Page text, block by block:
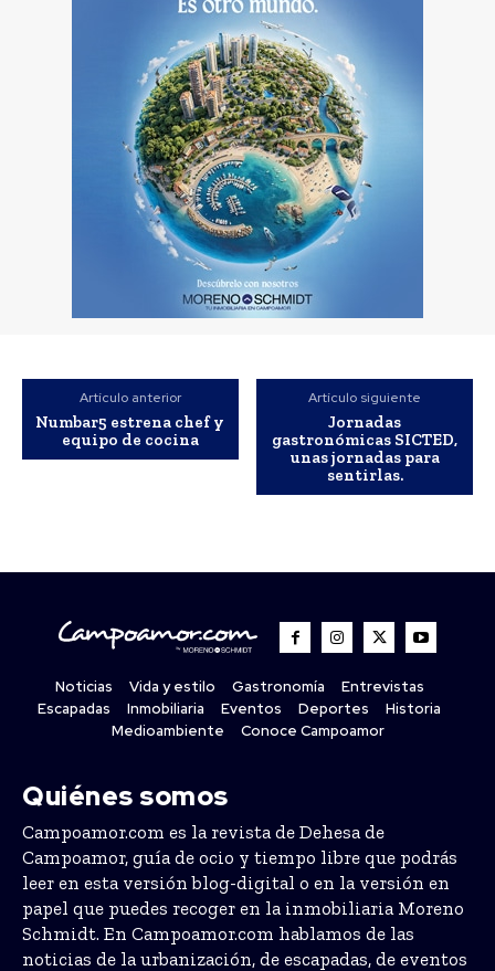
Artículo anterior
Numbar5 estrena chef y
equipo de cocina
Artículo siguiente
Jornadas
gastronómicas SICTED,
unas jornadas para
sentirlas.
Noticias Vida y estilo Gastronomía
Entrevistas
Escapadas
Inmobiliaria Eventos Deportes
Historia
Medioambiente
Conoce Campoamor
Quiénes somos
Campoamor.com es la revista de Dehesa de
Campoamor, guía de ocio y tiempo libre que podrás
leer en esta versión blog-digital o en la versión en
papel que puedes recoger en la inmobiliaria Moreno
Schmidt. En Campoamor.com hablamos de las
noticias de la urbanización, de escapadas, de eventos